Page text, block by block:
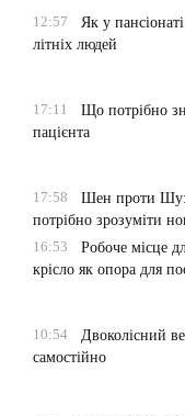
12:57
Як у
літніх людей
17:11
Що потрібно
пацієнта
17:58
Шен проти Шу:
потрібно зрозуміти
16:53
Робоче місце
крісло як опора для
10:54
Двоколісний
самостійно